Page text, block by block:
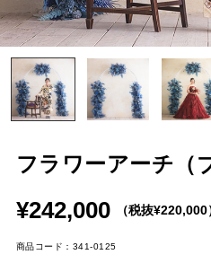
フラワーアーチ（
¥242,000 （税抜¥220,000
商品コード：341-0125